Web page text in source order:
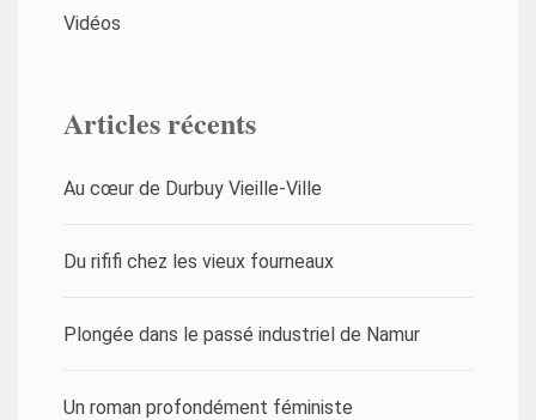
Vidéos
Articles récents
Au cœur de Durbuy Vieille-Ville
Du rififi chez les vieux fourneaux
Plongée dans le passé industriel de Namur
Un roman profondément féministe